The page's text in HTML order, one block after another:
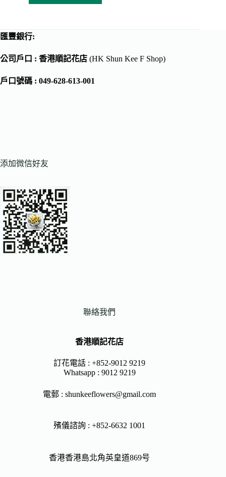
匯豐銀行:
公司戶口 : 香港順記花店 (HK Shun Kee F Shop)
戶口號碼 : 049-628-613-001
添加微信好友
聯絡我們
香港順記花店
訂花電話 : +852-9012 9219
Whatsapp : 9012 9219
電郵 :shunkeeflowers@gmail.com
殯儀諮詢 : +852-6632 1001
香港香港島北角英皇道869号